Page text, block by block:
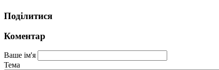
Поділитися
Коментар
Ваше ім'я
Тема